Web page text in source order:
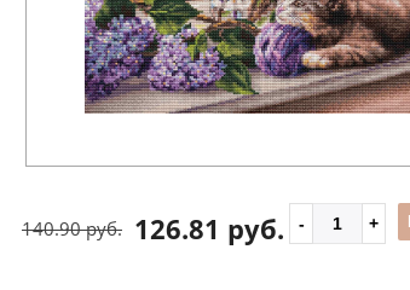
126.81 руб.
140.90 руб.